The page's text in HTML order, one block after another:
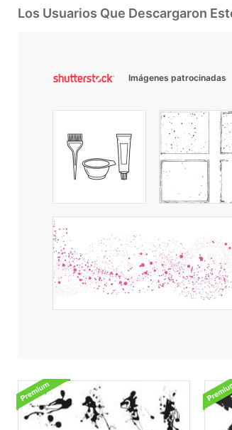
Los Usuarios Que Descargaron
Imágenes patrocinadas